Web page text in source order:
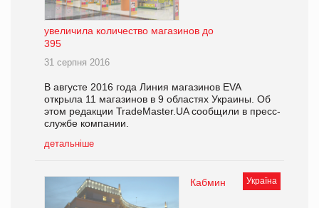
увеличила количество магазинов до
395
31 серпня 2016
В августе 2016 года Линия магазинов EVA
открыла 11 магазинов в 9 областях Украины. Об
этом редакции TradeMaster.UA сообщили в пресс-
службе компании.
детальніше
Україна
Кабмин